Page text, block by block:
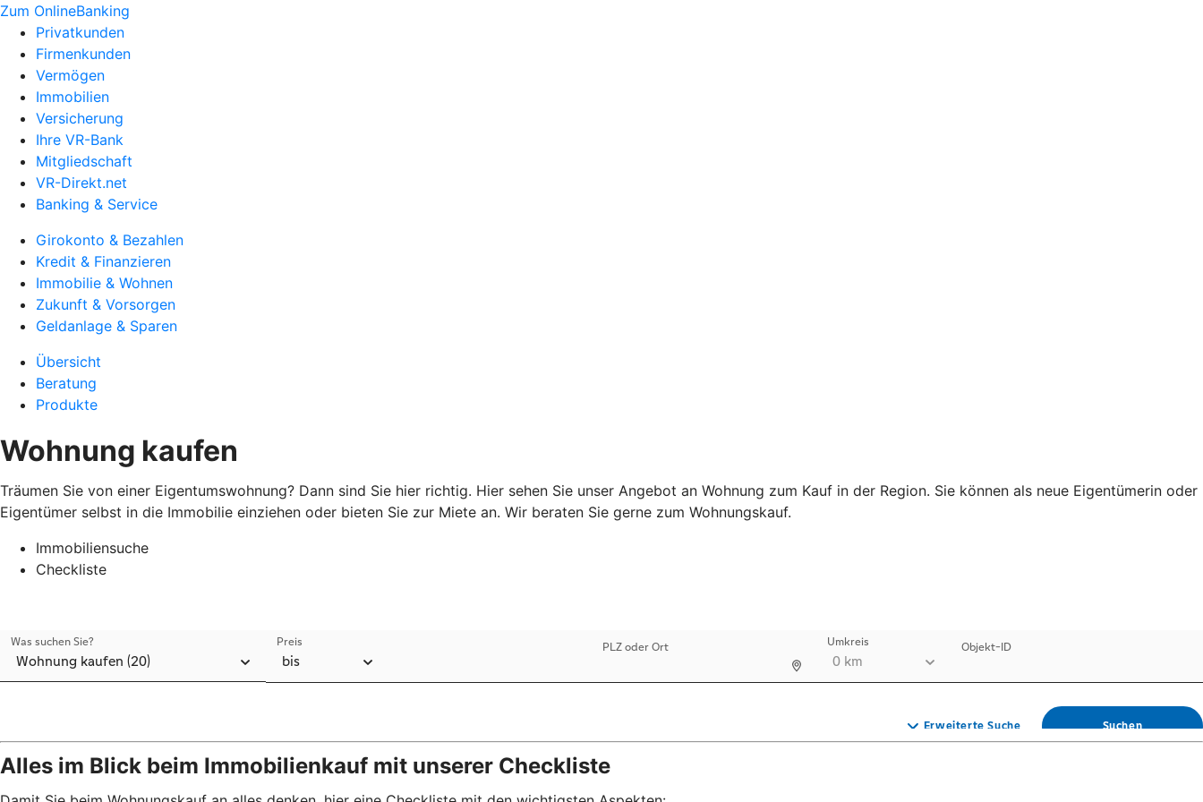
Zum OnlineBanking
Privatkunden
Firmenkunden
Vermögen
Immobilien
Versicherung
Ihre VR-Bank
Mitgliedschaft
VR-Direkt.net
Banking & Service
Girokonto & Bezahlen
Kredit & Finanzieren
Immobilie & Wohnen
Zukunft & Vorsorgen
Geldanlage & Sparen
Übersicht
Beratung
Produkte
Wohnung kaufen
Träumen Sie von einer Eigentumswohnung? Dann sind Sie hier richtig. Hier sehen Sie unser Angebot an Wohnung zum Kauf in der Region. Sie können als neue Eigentümerin oder
Eigentümer selbst in die Immobilie einziehen oder bieten Sie zur Miete an. Wir beraten Sie gerne zum Wohnungskauf.
Immobiliensuche
Checkliste
Alles im Blick beim Immobilienkauf mit unserer Checkliste